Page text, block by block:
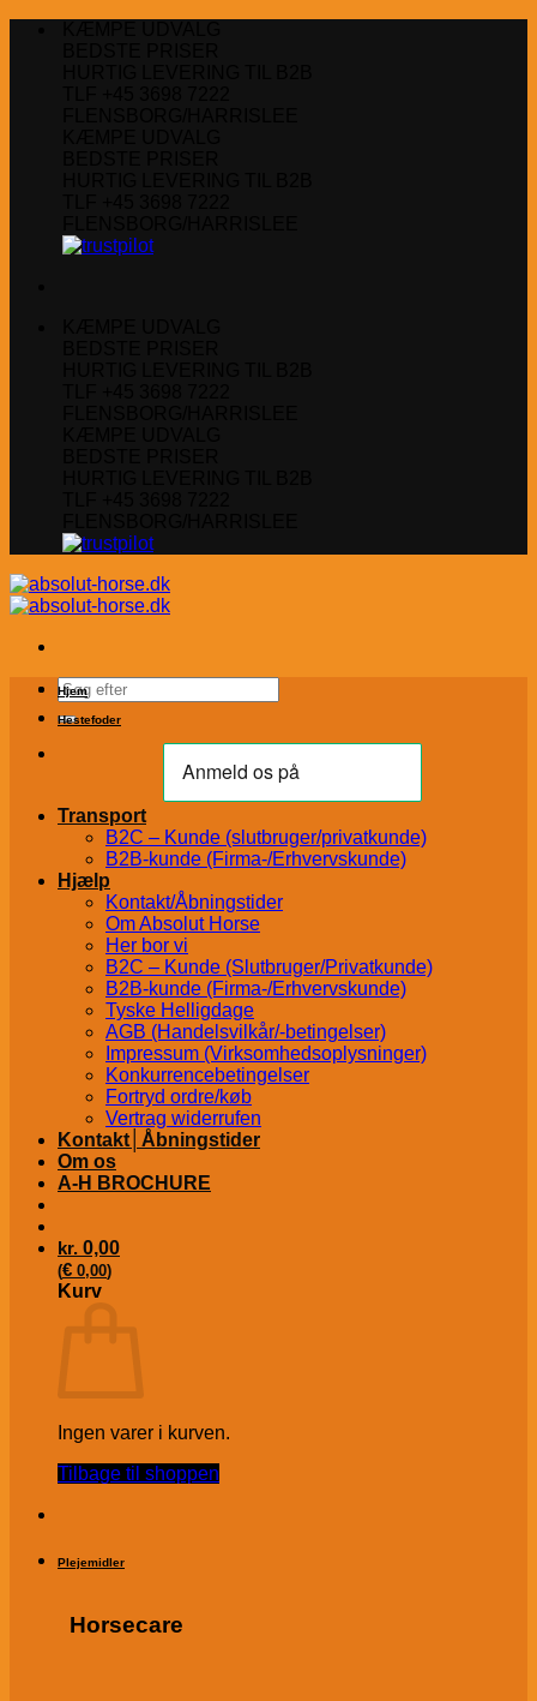
Søg
efter:
Transport
B2C – Kunde (slutbruger/privatkunde)
B2B-kunde (Firma-/Erhvervskunde)
Hjælp
Kontakt/Åbningstider
Om Absolut Horse
Her bor vi
B2C – Kunde (Slutbruger/Privatkunde)
B2B-kunde (Firma-/Erhvervskunde)
Tyske Helligdage
AGB (Handelsvilkår/-betingelser)
Impressum (Virksomhedsoplysninger)
Konkurrencebetingelser
Fortryd ordre/køb
Vertrag widerrufen
Kontakt│Åbningstider
Om os
A-H BROCHURE
kr. 0,00
(€ 0,00)
Kurv
Ingen varer i kurven.
Tilbage til shoppen
Hjem
Hestefoder
Plejemidler
Horsecare